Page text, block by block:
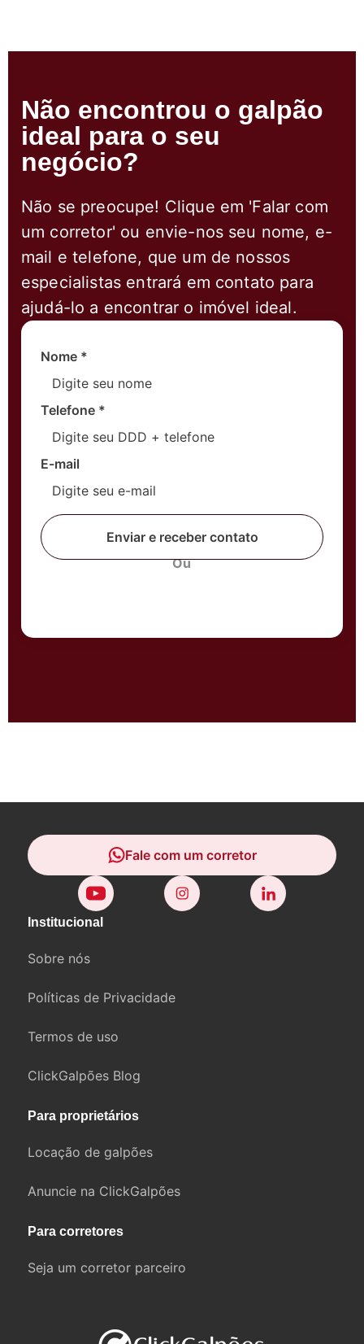
Não encontrou o galpão
ideal para o seu
negócio?
Não se preocupe! Clique em 'Falar com
um corretor' ou envie-nos seu nome, e-
mail e telefone, que um de nossos
especialistas entrará em contato para
ajudá-lo a encontrar o imóvel ideal.
Nome *
Telefone *
E-mail
Enviar e receber contato
Ou
Institucional
Sobre nós
Políticas de Privacidade
Termos de uso
ClickGalpões Blog
Para proprietários
Locação de galpões
Anuncie na ClickGalpões
Para corretores
Seja um corretor parceiro
Fale com um corretor